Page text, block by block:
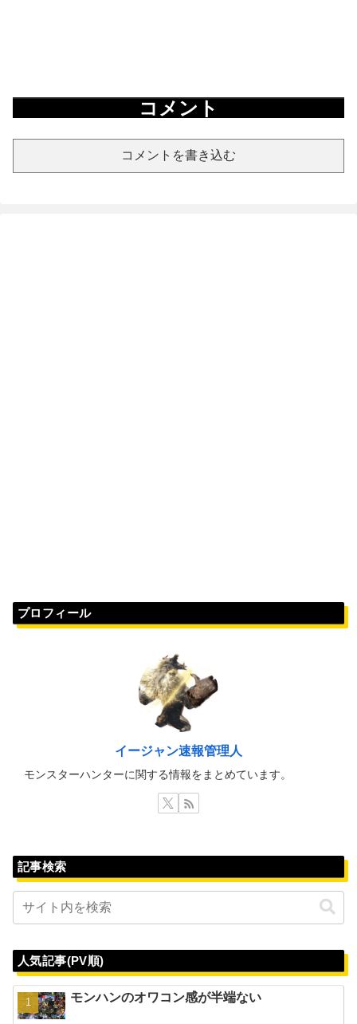
コメント
コメントを書き込む
プロフィール
イージャン速報管理人
モンスターハンターに関する情報をまとめています。
記事検索
人気記事(PV順)
モンハンのオワコン感が半端ない